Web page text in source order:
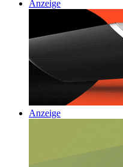
Anzeige
Anzeige